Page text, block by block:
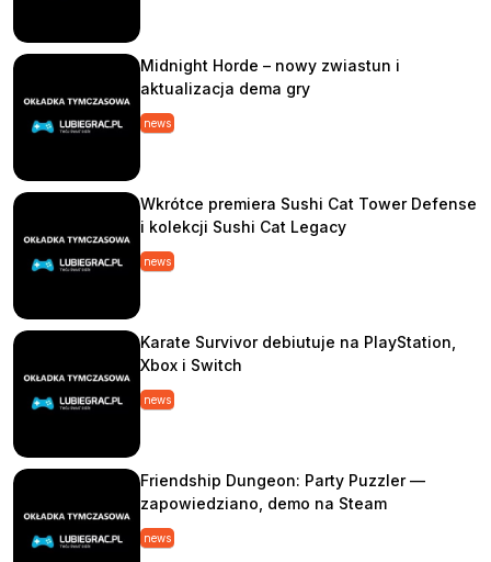
Midnight Horde – nowy zwiastun i
aktualizacja dema gry
news
Wkrótce premiera Sushi Cat Tower Defense
i kolekcji Sushi Cat Legacy
news
Karate Survivor debiutuje na PlayStation,
Xbox i Switch
news
Friendship Dungeon: Party Puzzler —
zapowiedziano, demo na Steam
news